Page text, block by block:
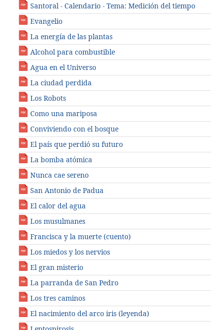
Santoral - Calendario - Tema: Medición del tiempo
Evangelio
La energía de las plantas
Alcohol para combustible
Agua en el Universo
La ciudad perdida
Los Robots
Como una mariposa
Conviviendo con el bosque
El país que perdió su futuro
La bomba atómica
Nunca cae sereno
San Antonio de Padua
El calor del agua
Los musulmanes
Francisca y la muerte (cuento)
Los miedos y los nervios
El gran misterio
La parranda de San Pedro
Los tres caminos
El nacimiento del arco iris (leyenda)